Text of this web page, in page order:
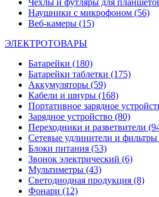
Чехлы и футляры для
Наушники с микрофоном (56)
Веб-камеры (15)
ЭЛЕКТРОТОВАРЫ
Батарейки (180)
Батарейки таблетки (175)
Аккумуляторы (59)
Кабели и шнуры (168)
Портативное зарядное
Зарядное устройство (80)
Переходники и разветвители
Сетевые удлинители и фильтры
Блоки питания (53)
Звонок электрический (6)
Мультиметры (43)
Светодиодная продукция (8)
Фонари (12)